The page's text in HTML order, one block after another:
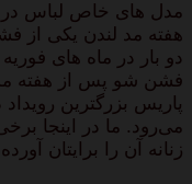
مدل های خاص لباس در
هفته مد لندن یکی از
دو بار در ماه ‌های
فشن‌ شو پس از هفته مد
پاریس بزرگترین
می‌رود. ما در اینجا
زنانه آن را برایتان